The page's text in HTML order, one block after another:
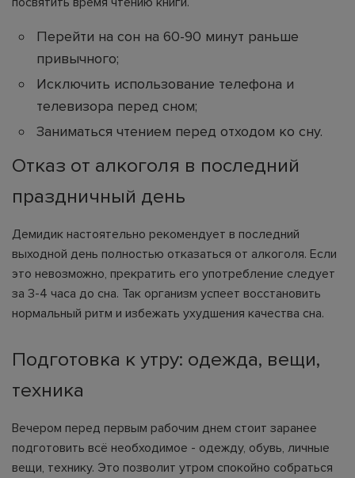
Перейти на сон на 60-90 минут раньше
привычного;
Исключить использование телефона и
телевизора перед сном;
Заниматься чтением перед отходом ко сну.
Отказ от алкоголя в последний
праздничный день
Демидик настоятельно рекомендует в последний
выходной день полностью отказаться от алкоголя. Если
это невозможно, прекратить его употребление следует
за 3-4 часа до сна. Так организм успеет восстановить
нормальный ритм и избежать ухудшения качества сна.
Подготовка к утру: одежда, вещи,
техника
Вечером перед первым рабочим днем стоит заранее
подготовить всё необходимое - одежду, обувь, личные
вещи, технику. Это позволит утром спокойно собраться